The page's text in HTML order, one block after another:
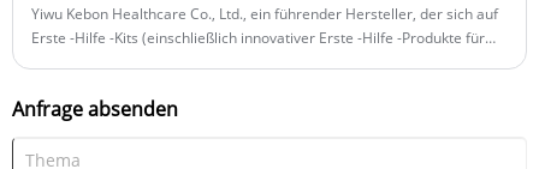
Yiwu Kebon Healthcare Co., Ltd., ein führender Hersteller, der sich auf
Erste -Hilfe -Kits (einschließlich innovativer Erste -Hilfe -Produkte für
Diese angesehene internationale Plattform ermöglichte es dem
Ersthilfeinnovationen zu zeigen und Verbindungen zu Partnern weltweit
Anfrage absenden